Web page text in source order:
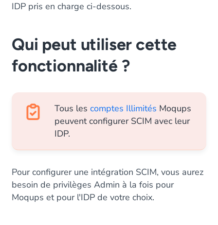
IDP pris en charge ci-dessous.
Qui peut utiliser cette
fonctionnalité ?
Tous les comptes Illimités Moqups
peuvent configurer SCIM avec leur
IDP.
Pour configurer une intégration SCIM, vous aurez
besoin de privilèges Admin à la fois pour
Moqups et pour l'IDP de votre choix.